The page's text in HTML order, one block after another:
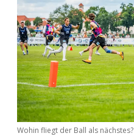
Wohin fliegt der Ball als nächstes?